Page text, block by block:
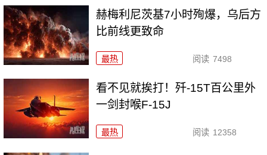
赫梅利尼茨基7小时殉爆，乌后方
比前线更致命
最热 阅读 7498
看不见就挨打！歼-15T百公里外
一剑封喉F-15J
最热 阅读 12358